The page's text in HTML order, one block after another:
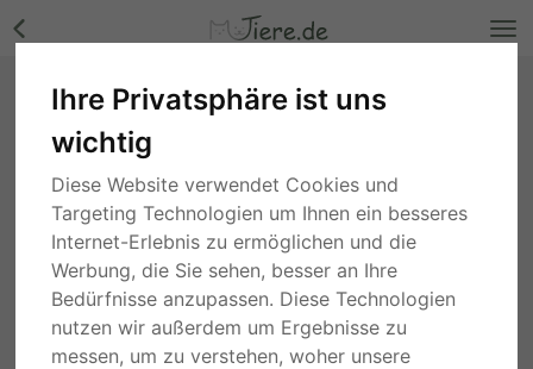
Ihre Privatsphäre ist uns
wichtig
Diese Website verwendet Cookies und
Targeting Technologien um Ihnen ein besseres
Internet-Erlebnis zu ermöglichen und die
Werbung, die Sie sehen, besser an Ihre
Bedürfnisse anzupassen. Diese Technologien
nutzen wir außerdem um Ergebnisse zu
messen, um zu verstehen, woher unsere
BERTI - 63 cm - JUNGER RÜDE IN NOT! (
aus dem Tierschutz/mit Video), Mischling -